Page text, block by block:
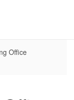
Office